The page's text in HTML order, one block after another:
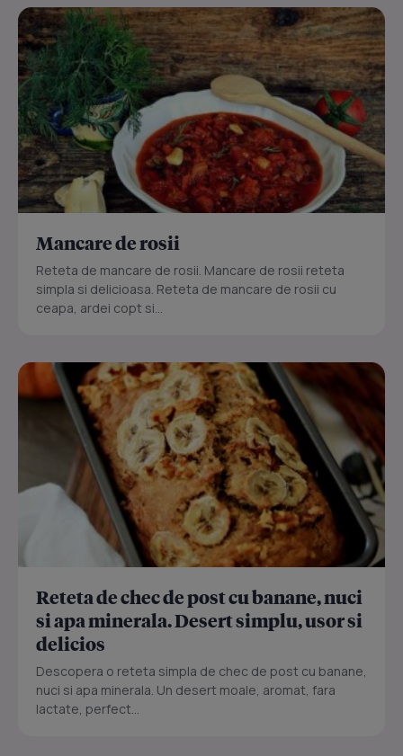
Mancare de rosii
Reteta de mancare de rosii. Mancare de rosii reteta
simpla si delicioasa. Reteta de mancare de rosii cu
ceapa, ardei copt si...
Reteta de chec de post cu banane, nuci
si apa minerala. Desert simplu, usor si
delicios
Descopera o reteta simpla de chec de post cu banane,
nuci si apa minerala. Un desert moale, aromat, fara
lactate, perfect...